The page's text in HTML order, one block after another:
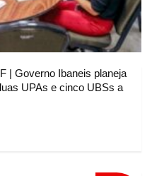
| Governo Ibaneis planeja
UPAs e cinco UBSs a